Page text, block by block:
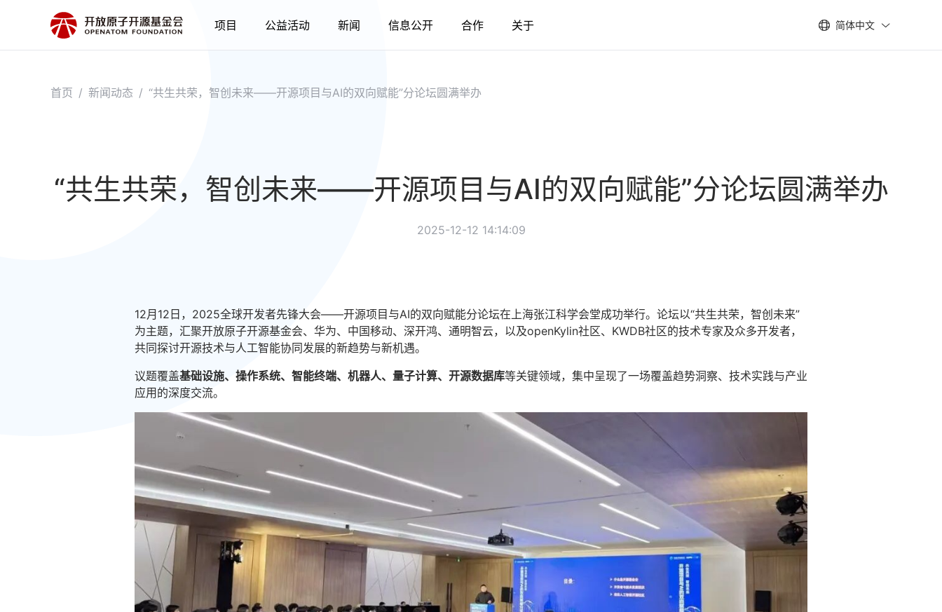
项目 公益活动 新闻 信息公开 合作 关于 简体中文
首页 / 新闻动态 / “共生共荣，智创未来——开源项目与AI的双向赋能”分论坛圆满举办
“共生共荣，智创未来——开源项目与AI的双向赋能”分论坛圆满举办
2025-12-12 14:14:09
12月12日，2025全球开发者先锋大会——开源项目与AI的双向赋能分论坛在上海张江科学会堂成功举行。论坛以“共生共荣，智创未来”
为主题，汇聚开放原子开源基金会、华为、中国移动、深开鸿、通明智云，以及openKylin社区、KWDB社区的技术专家及众多开发者，
共同探讨开源技术与人工智能协同发展的新趋势与新机遇。
议题覆盖基础设施、操作系统、智能终端、机器人、量子计算、开源数据库等关键领域，集中呈现了一场覆盖趋势洞察、技术实践与产业
应用的深度交流。